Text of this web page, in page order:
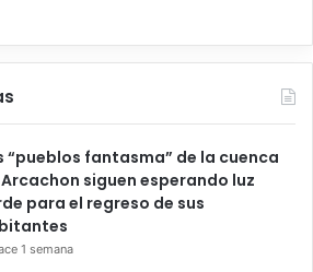
“pueblos fantasma” de la cuenca
siguen esperando luz
para el regreso de sus
1 semana